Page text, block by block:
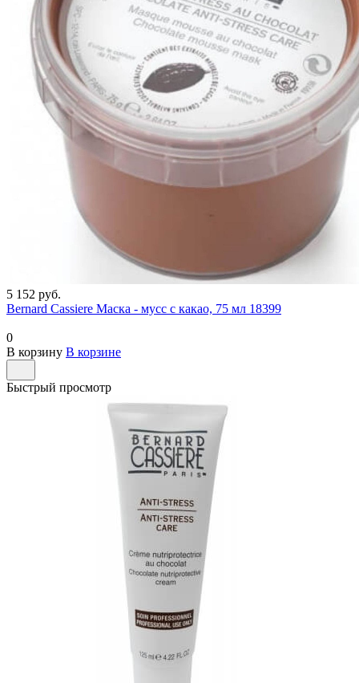
5 152 руб.
Bernard Cassiere Маска - мусс с какао, 75 мл 18399
0
В корзину В корзине
Быстрый просмотр